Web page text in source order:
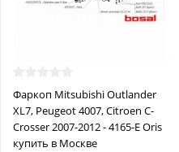
Фаркоп Mitsubishi Outlander
XL7, Peugeot 4007, Citroen C-
Crosser 2007-2012 - 4165-E Oris
купить в Москве